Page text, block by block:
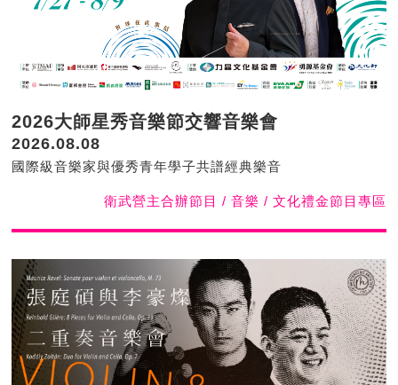
2026大師星秀音樂節交響音樂會
2026.08.08
國際級音樂家與優秀青年學子共譜經典樂音
衛武營主合辦節目 / 音樂 / 文化禮金節目專區